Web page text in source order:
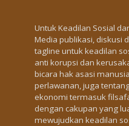
Untuk Keadilan Sosial
Media publikasi, diskusi
tagline untuk keadilan
anti korupsi dan
bicara hak asasi
perlawanan, juga
ekonomi termasuk
dengan cakupan yang
mewujudkan keadilan